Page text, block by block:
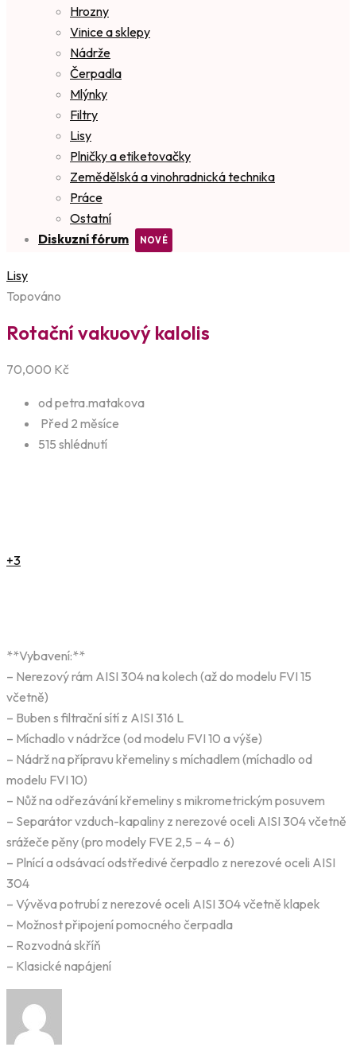
Hrozny
Vinice a sklepy
Nádrže
Čerpadla
Mlýnky
Filtry
Lisy
Plničky a etiketovačky
Zemědělská a vinohradnická technika
Práce
Ostatní
Diskuzní fórum
Lisy
Topováno
Rotační vakuový kalolis
70,000 Kč
od petra.matakova
Před 2 měsíce
515 shlédnutí
+3
**Vybavení:**
– Nerezový rám AISI 304 na kolech (až do modelu FVI 15
včetně)
– Buben s filtrační sítí z AISI 316 L
– Míchadlo v nádržce (od modelu FVI 10 a výše)
– Nádrž na přípravu křemeliny s míchadlem (míchadlo od
modelu FVI 10)
– Nůž na odřezávání křemeliny s mikrometrickým posuvem
– Separátor vzduch-kapaliny z nerezové oceli AISI 304 včetně
srážeče pěny (pro modely FVE 2,5 – 4 – 6)
– Plnící a odsávací odstředivé čerpadlo z nerezové oceli AISI
304
– Vývěva potrubí z nerezové oceli AISI 304 včetně klapek
– Možnost připojení pomocného čerpadla
– Rozvodná skříň
– Klasické napájení